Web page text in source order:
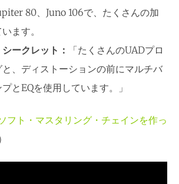
80、Juno 106で、たくさんの加
ます。
ークレット：
「たくさんのUADプロ
、ディストーションの前にマルチバ
とEQを使用しています。」
フト・マスタリング・チェインを作っ